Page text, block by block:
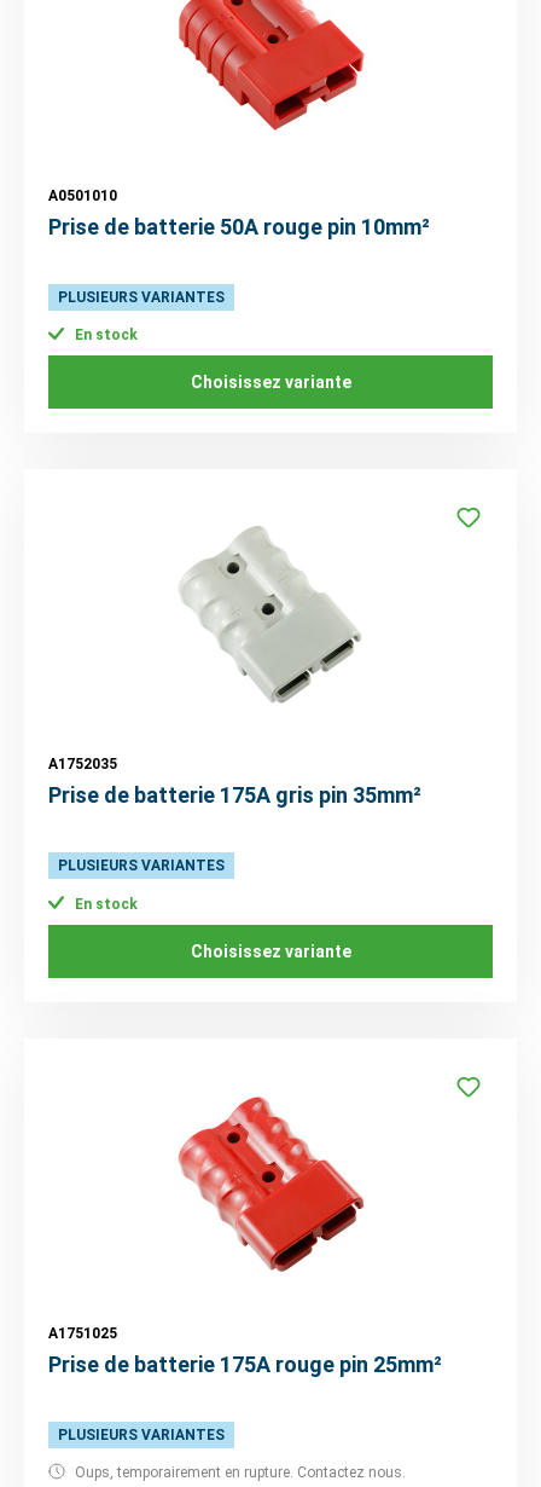
A0501010
Prise de batterie 50A rouge pin 10mm²
PLUSIEURS VARIANTES
En stock
Choisissez variante
A1752035
Prise de batterie 175A gris pin 35mm²
PLUSIEURS VARIANTES
En stock
Choisissez variante
A1751025
Prise de batterie 175A rouge pin 25mm²
PLUSIEURS VARIANTES
Oups, temporairement en rupture. Contactez nous.